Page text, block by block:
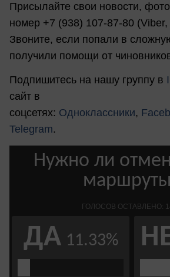
Присылайте свои новости,
номер +7 (938) 107-87-80
Звоните, если попали в
получили помощи от
Подпишитесь на нашу группу в
сайт в
соцсетях: Одноклассники,
Telegram.